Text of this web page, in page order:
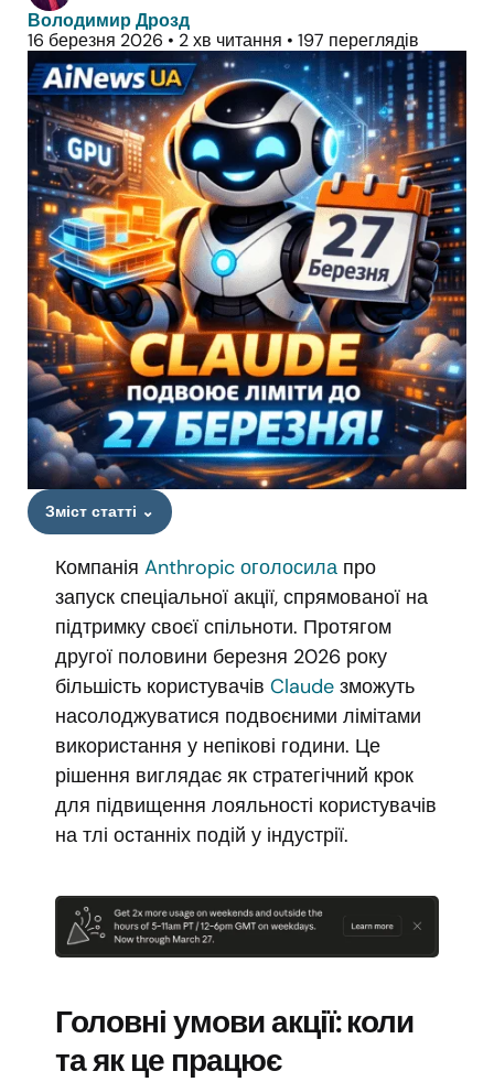
Володимир Дрозд
16 березня 2026 • 2 хв читання • 197 переглядів
Зміст статті ⌄
Компанія Anthropic оголосила про
запуск спеціальної акції, спрямованої на
підтримку своєї спільноти. Протягом
другої половини березня 2026 року
більшість користувачів Claude зможуть
насолоджуватися подвоєними лімітами
використання у непікові години. Це
рішення виглядає як стратегічний крок
для підвищення лояльності користувачів
на тлі останніх подій у індустрії.
Головні умови акції: коли
та як це працює